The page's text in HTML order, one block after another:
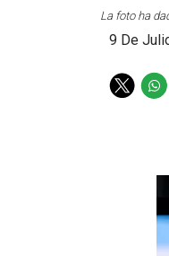
La foto ha
9 De
T
W
p